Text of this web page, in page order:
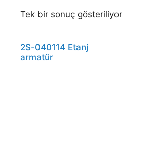
Tek bir sonuç gösteriliyor
2S-040114 Etanj
armatür